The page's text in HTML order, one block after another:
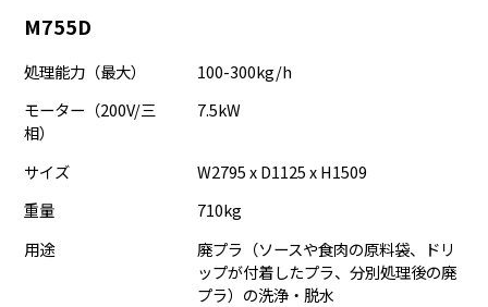
M755D
処理能力（最大）
100-300kg/h
モーター（200V/三
相）
7.5kW
サイズ
W2795 x D1125 x H1509
重量
710kg
用途
廃プラ（ソースや食肉の原料袋、ドリ
ップが付着したプラ、分別処理後の廃
プラ）の洗浄・脱水